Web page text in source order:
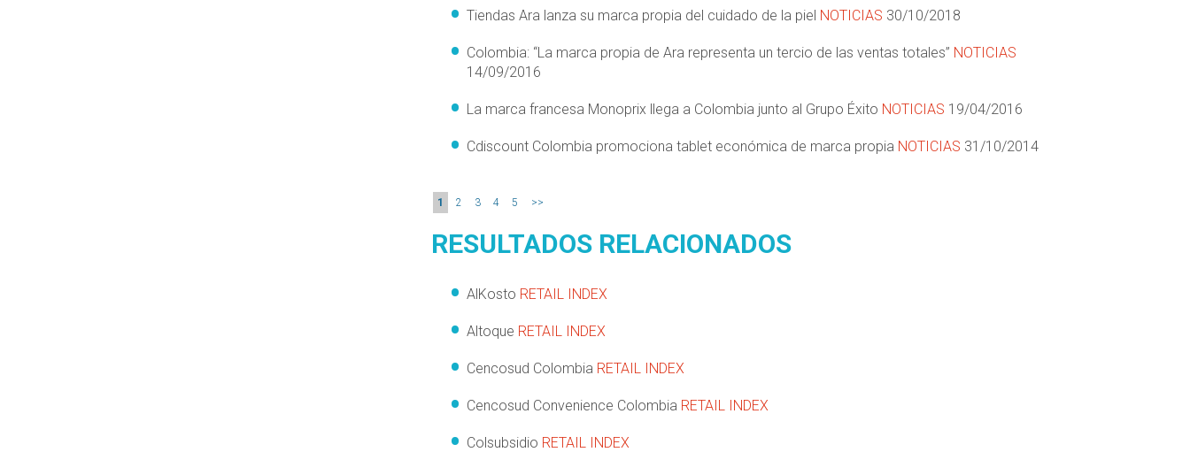
Tiendas Ara lanza su marca propia del cuidado de la piel NOTICIAS 30/10/2018
Colombia: “La marca propia de Ara representa un tercio de las ventas totales” NOTICIAS
14/09/2016
La marca francesa Monoprix llega a Colombia junto al Grupo Éxito NOTICIAS 19/04/2016
Cdiscount Colombia promociona tablet económica de marca propia NOTICIAS 31/10/2014
1 2 3 4 5 >>
RESULTADOS RELACIONADOS
AlKosto RETAIL INDEX
Altoque RETAIL INDEX
Cencosud Colombia RETAIL INDEX
Cencosud Convenience Colombia RETAIL INDEX
Colsubsidio RETAIL INDEX